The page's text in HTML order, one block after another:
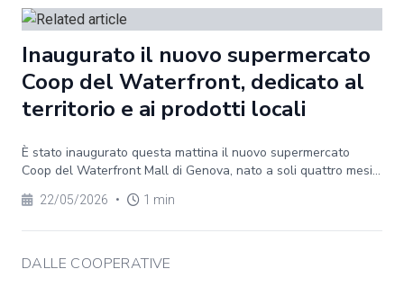
Inaugurato il nuovo supermercato
Coop del Waterfront, dedicato al
territorio e ai prodotti locali
È stato inaugurato questa mattina il nuovo supermercato
Coop del Waterfront Mall di Genova, nato a soli quattro mesi...
22/05/2026 • 1 min
DALLE COOPERATIVE